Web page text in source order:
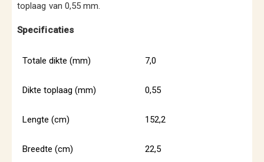
toplaag van 0,55 mm.
Specificaties
Totale dikte (mm) 7,0
Dikte toplaag (mm) 0,55
Lengte (cm) 152,2
Breedte (cm) 22,5